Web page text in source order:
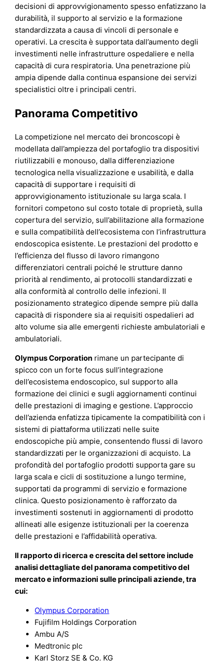
decisioni di approvvigionamento spesso enfatizzano la
durabilità, il supporto al servizio e la formazione
standardizzata a causa di vincoli di personale e
operativi. La crescita è supportata dall’aumento degli
investimenti nelle infrastrutture ospedaliere e nella
capacità di cura respiratoria. Una penetrazione più
ampia dipende dalla continua espansione dei servizi
specialistici oltre i principali centri.
Panorama Competitivo
La competizione nel mercato dei broncoscopi è
modellata dall’ampiezza del portafoglio tra dispositivi
riutilizzabili e monouso, dalla differenziazione
tecnologica nella visualizzazione e usabilità, e dalla
capacità di supportare i requisiti di
approvvigionamento istituzionale su larga scala. I
fornitori competono sul costo totale di proprietà, sulla
copertura del servizio, sull’abilitazione alla formazione
e sulla compatibilità dell’ecosistema con l’infrastruttura
endoscopica esistente. Le prestazioni del prodotto e
l’efficienza del flusso di lavoro rimangono
differenziatori centrali poiché le strutture danno
priorità al rendimento, ai protocolli standardizzati e
alla conformità al controllo delle infezioni. Il
posizionamento strategico dipende sempre più dalla
capacità di rispondere sia ai requisiti ospedalieri ad
alto volume sia alle emergenti richieste ambulatoriali e
ambulatoriali.
Olympus Corporation rimane un partecipante di
spicco con un forte focus sull’integrazione
dell’ecosistema endoscopico, sul supporto alla
formazione dei clinici e sugli aggiornamenti continui
delle prestazioni di imaging e gestione. L’approccio
dell’azienda enfatizza tipicamente la compatibilità con i
sistemi di piattaforma utilizzati nelle suite
endoscopiche più ampie, consentendo flussi di lavoro
standardizzati per le organizzazioni di acquisto. La
profondità del portafoglio prodotti supporta gare su
larga scala e cicli di sostituzione a lungo termine,
supportati da programmi di servizio e formazione
clinica. Questo posizionamento è rafforzato da
investimenti sostenuti in aggiornamenti di prodotto
allineati alle esigenze istituzionali per la coerenza
delle prestazioni e l’affidabilità operativa.
Il rapporto di ricerca e crescita del settore include
analisi dettagliate del panorama competitivo del
mercato e informazioni sulle principali aziende, tra
cui:
Olympus Corporation
Fujifilm Holdings Corporation
Ambu A/S
Medtronic plc
Karl Storz SE & Co. KG